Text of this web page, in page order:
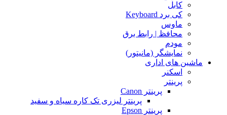
کابل
کی برد Keyboard
ماوس
محافظ | رابط برق
مودم
نمایشگر (مانیتور)
ماشین های اداری
اسکنر
پرینتر
پرینتر Canon
پرینتر لیزری تک کاره سیاه و سفید
پرینتر Epson